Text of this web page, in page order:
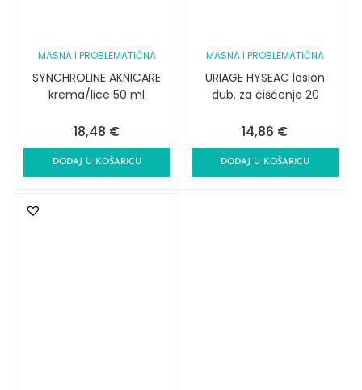
MASNA I PROBLEMATIČNA
SYNCHROLINE AKNICARE
krema/lice 50 ml
18,48 €
DODAJ U KOŠARICU
MASNA I PROBLEMATIČNA
URIAGE HYSEAC losion
dub. za čišćenje 20
14,86 €
DODAJ U KOŠARICU